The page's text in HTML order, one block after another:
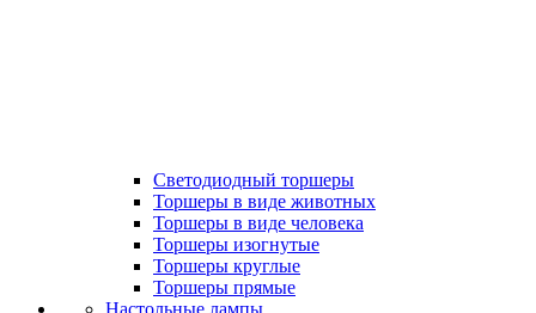
Светодиодный торшеры
Торшеры в виде животных
Торшеры в виде человека
Торшеры изогнутые
Торшеры круглые
Торшеры прямые
Настольные лампы